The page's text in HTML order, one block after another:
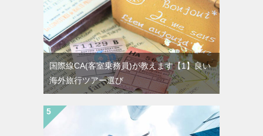
国際線CA(客室乗務員)が教えます【1】良い
海外旅行ツアー選び